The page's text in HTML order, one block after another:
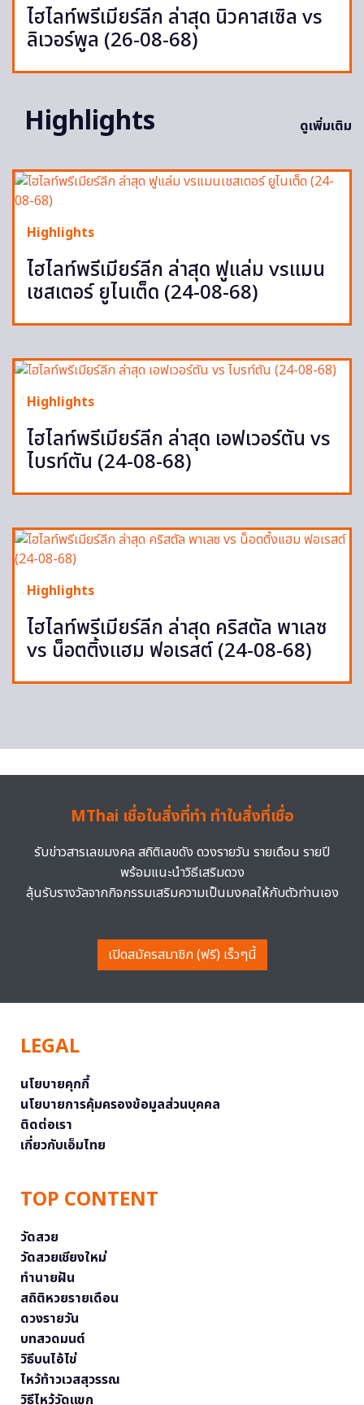
ไฮไลท์พรีเมียร์ลีก ล่าสุด นิวคาสเซิล vs
ลิเวอร์พูล (26-08-68)
Highlights ดูเพิ่มเติม
Highlights
ไฮไลท์พรีเมียร์ลีก ล่าสุด ฟูแล่ม vsแมน
เชสเตอร์ ยูไนเต็ด (24-08-68)
Highlights
ไฮไลท์พรีเมียร์ลีก ล่าสุด เอฟเวอร์ตัน vs
ไบรท์ตัน (24-08-68)
Highlights
ไฮไลท์พรีเมียร์ลีก ล่าสุด คริสตัล พาเลซ
vs น็อตติ้งแฮม ฟอเรสต์ (24-08-68)
MThai เชื่อในสิ่งที่ทำ ทำในสิ่งที่เชื่อ
รับข่าวสารเลขมงคล สถิติเลขดัง ดวงรายวัน รายเดือน รายปี
พร้อมแนะนำวิธีเสริมดวง
ลุ้นรับรางวัลจากกิจกรรมเสริมความเป็นมงคลให้กับตัวท่านเอง
เปิดสมัครสมาชิก (ฟรี) เร็วๆนี้
LEGAL
นโยบายคุกกี้
นโยบายการคุ้มครองข้อมูลส่วนบุคคล
ติดต่อเรา
เกี่ยวกับเอ็มไทย
TOP CONTENT
วัดสวย
วัดสวยเชียงใหม่
ทำนายฝัน
สถิติหวยรายเดือน
ดวงรายวัน
บทสวดมนต์
วิธีบนไอ้ไข่
ไหว้ท้าวเวสสุวรรณ
วิธีไหว้วัดแขก